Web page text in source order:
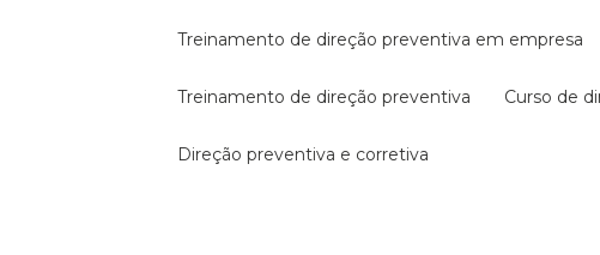
treinamento de direção preventiva em empresa
treinamento de direção preventiva curso de
direção preventiva e corretiva